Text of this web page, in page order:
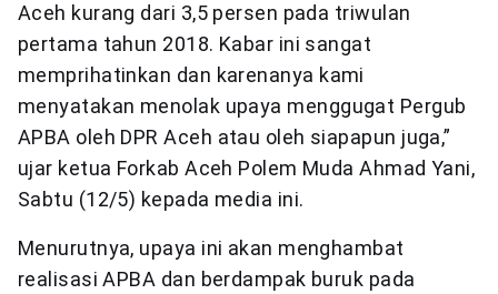
Aceh kurang dari 3,5 persen pada triwulan
pertama tahun 2018. Kabar ini sangat
memprihatinkan dan karenanya kami
menyatakan menolak upaya menggugat Pergub
APBA oleh DPR Aceh atau oleh siapapun juga,”
ujar ketua Forkab Aceh Polem Muda Ahmad Yani,
Sabtu (12/5) kepada media ini.
Menurutnya, upaya ini akan menghambat
realisasi APBA dan berdampak buruk pada